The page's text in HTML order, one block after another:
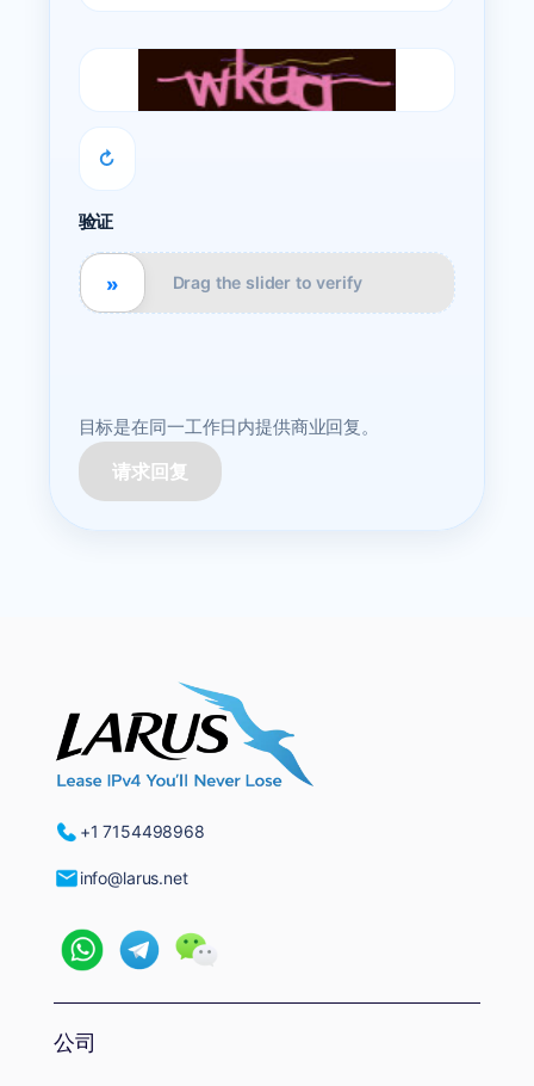
↻
验证
Drag the slider to verify
»
目标是在同一工作日内提供商业回复。
请求回复
+1 7154498968
info@larus.net
公司